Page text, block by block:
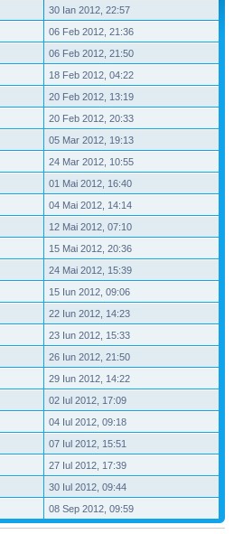
30 Ian 2012, 22:57
06 Feb 2012, 21:36
06 Feb 2012, 21:50
18 Feb 2012, 04:22
20 Feb 2012, 13:19
20 Feb 2012, 20:33
05 Mar 2012, 19:13
24 Mar 2012, 10:55
01 Mai 2012, 16:40
04 Mai 2012, 14:14
12 Mai 2012, 07:10
15 Mai 2012, 20:36
24 Mai 2012, 15:39
15 Iun 2012, 09:06
22 Iun 2012, 14:23
23 Iun 2012, 15:33
26 Iun 2012, 21:50
29 Iun 2012, 14:22
02 Iul 2012, 17:09
04 Iul 2012, 09:18
07 Iul 2012, 15:51
27 Iul 2012, 17:39
30 Iul 2012, 09:44
08 Sep 2012, 09:59